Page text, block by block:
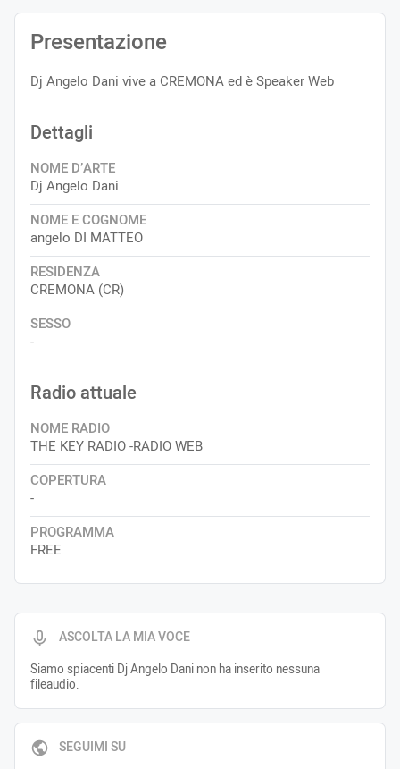
ASCOLTA LA MIA VOCE
Siamo spiacenti Dj Angelo Dani non ha inserito nessuna
fileaudio.
SEGUIMI SU
Presentazione
Dj Angelo Dani vive a CREMONA ed è Speaker Web
Dettagli
NOME D’ARTE
Dj Angelo Dani
NOME E COGNOME
angelo DI MATTEO
RESIDENZA
CREMONA (CR)
SESSO
-
Radio attuale
NOME RADIO
THE KEY RADIO -RADIO WEB
COPERTURA
-
PROGRAMMA
FREE